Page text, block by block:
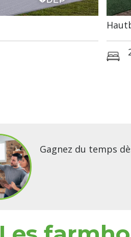
Gagnez du temps